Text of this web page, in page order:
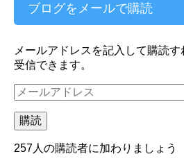
ブログをメールで購読
メールアドレスを記入して購読
受信できます。
メ
ー
ル
ア
ド
購読
257人の購読者に加わりましょう